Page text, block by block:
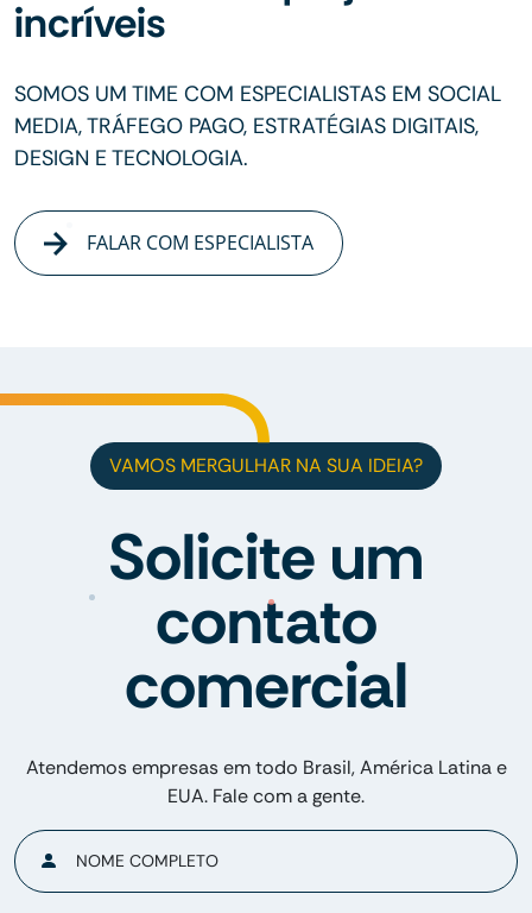
incríveis
SOMOS UM TIME COM ESPECIALISTAS EM SOCIAL
MEDIA, TRÁFEGO PAGO, ESTRATÉGIAS DIGITAIS,
DESIGN E TECNOLOGIA.
FALAR COM ESPECIALISTA
VAMOS MERGULHAR NA SUA IDEIA?
Solicite um
contato
comercial
Atendemos empresas em todo Brasil, América Latina e
EUA. Fale com a gente.
NOME COMPLETO